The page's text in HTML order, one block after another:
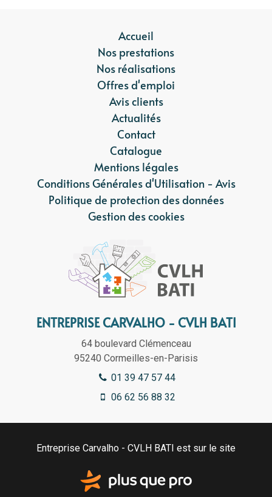
Accueil
Nos prestations
Nos réalisations
Offres d'emploi
Avis clients
Actualités
Contact
Catalogue
Mentions légales
Conditions Générales d'Utilisation - Avis
Politique de protection des données
Gestion des cookies
ENTREPRISE CARVALHO - CVLH BATI
64 boulevard Clémenceau
95240 Cormeilles-en-Parisis
01 39 47 57 44
06 62 56 88 32
Entreprise Carvalho - CVLH BATI est sur le site